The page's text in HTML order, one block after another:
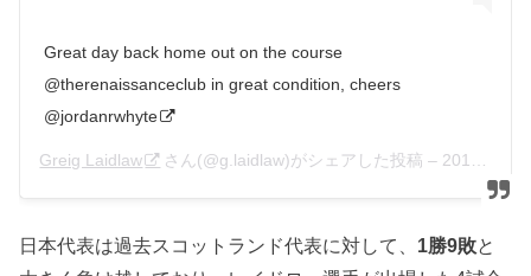
Great day back home out on the course
@therenaissanceclub in great condition, cheers
@jordanrwhyte
Greig Laidlaw さん(@g.laidlaw)がシェアした投稿 – 2018年 6月月21日午前10時31分PDT
日本代表は過去スコットランド代表に対して、 1勝9敗と